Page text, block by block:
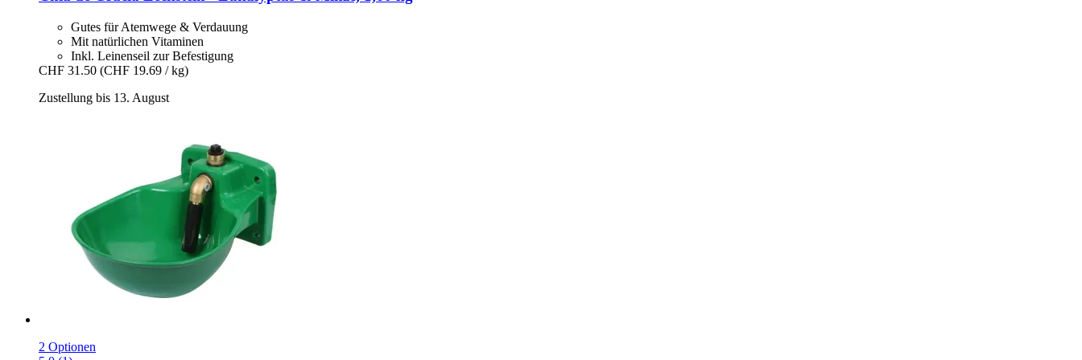
Gutes für Atemwege & Verdauung
Mit natürlichen Vitaminen
Inkl. Leinenseil zur Befestigung
CHF 31.50 (CHF 19.69 / kg)
Zustellung bis 13. August
2 Optionen